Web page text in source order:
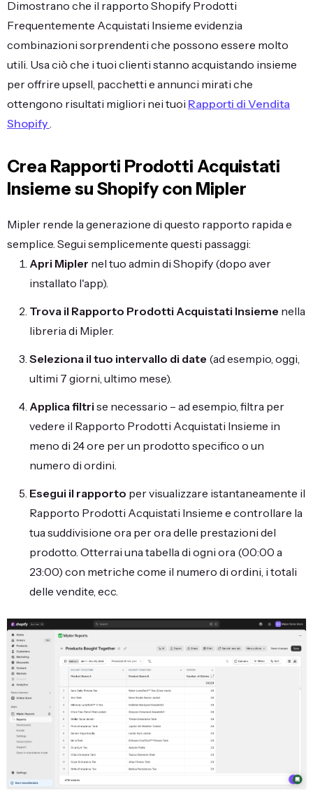
Dimostrano che il rapporto Shopify Prodotti
Frequentemente Acquistati Insieme evidenzia
combinazioni sorprendenti che possono essere molto
utili. Usa ciò che i tuoi clienti stanno acquistando insieme
per offrire upsell, pacchetti e annunci mirati che
ottengono risultati migliori nei tuoi Rapporti di Vendita
Shopify.
Crea Rapporti Prodotti Acquistati
Insieme su Shopify con Mipler
Mipler rende la generazione di questo rapporto rapida e
semplice. Segui semplicemente questi passaggi:
Apri Mipler nel tuo admin di Shopify (dopo aver
installato l'app).
Trova il Rapporto Prodotti Acquistati Insieme nella
libreria di Mipler.
Seleziona il tuo intervallo di date (ad esempio, oggi,
ultimi 7 giorni, ultimo mese).
Applica filtri se necessario – ad esempio, filtra per
vedere il Rapporto Prodotti Acquistati Insieme in
meno di 24 ore per un prodotto specifico o un
numero di ordini.
Esegui il rapporto per visualizzare istantaneamente il
Rapporto Prodotti Acquistati Insieme e controllare la
tua suddivisione ora per ora delle prestazioni del
prodotto. Otterrai una tabella di ogni ora (00:00 a
23:00) con metriche come il numero di ordini, i totali
delle vendite, ecc.